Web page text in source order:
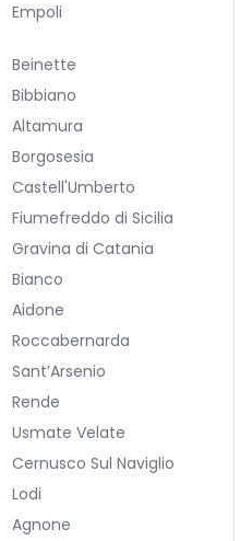
Empoli
Beinette
Bibbiano
Altamura
Borgosesia
Castell'Umberto
Fiumefreddo di Sicilia
Gravina di Catania
Bianco
Aidone
Roccabernarda
Sant’Arsenio
Rende
Usmate Velate
Cernusco Sul Naviglio
Lodi
Agnone